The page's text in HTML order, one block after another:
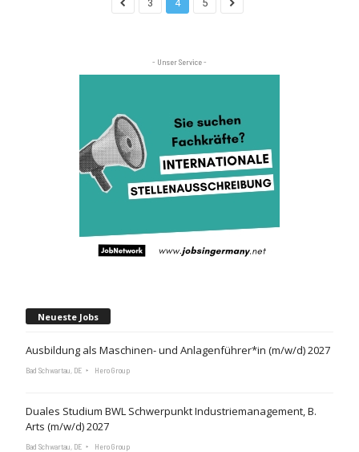
3 4 5
- Unser Service -
Neueste Jobs
Ausbildung als Maschinen- und Anlagenführer*in (m/w/d) 2027
Bad Schwartau, DE Hero Group
Duales Studium BWL Schwerpunkt Industriemanagement, B.
Arts (m/w/d) 2027
Bad Schwartau, DE Hero Group